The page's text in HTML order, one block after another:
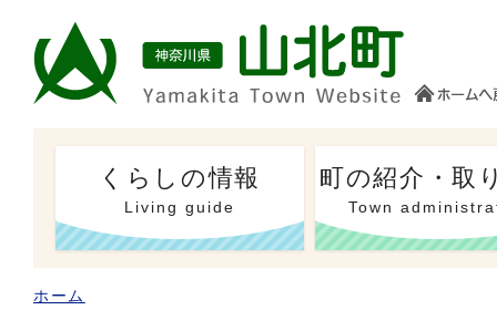
くらしの情報
Living guide
町の紹介・取
Town
ホーム